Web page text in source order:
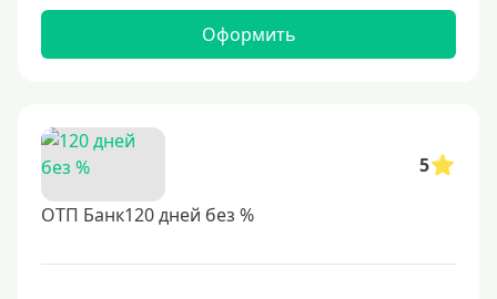
Оформить
5
ОТП Банк120 дней без %